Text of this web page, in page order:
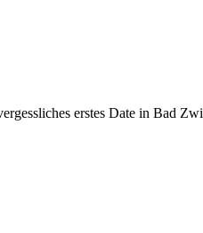
erstes Date in Bad